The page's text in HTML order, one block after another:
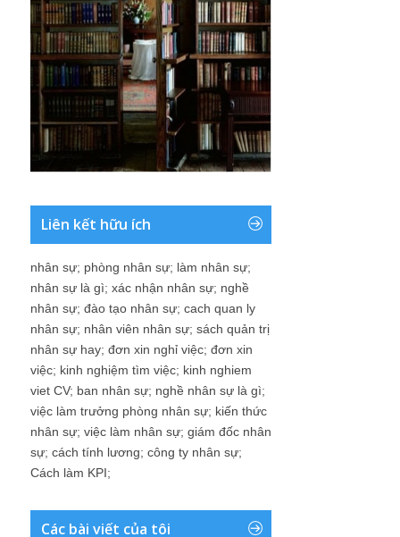
Liên kết hữu ích
nhân sự; phòng nhân sự; làm nhân sự;
nhân sự là gì; xác nhận nhân sự; nghề
nhân sự; đào tạo nhân sự; cach quan ly
nhân sự; nhân viên nhân sự; sách quản trị
nhân sự hay; đơn xin nghỉ việc; đơn xin
việc; kinh nghiệm tìm việc; kinh nghiem
viet CV; ban nhân sự; nghề nhân sự là gì;
việc làm trưởng phòng nhân sự; kiến thức
nhân sự; việc làm nhân sự; giám đốc nhân
sự; cách tính lương; công ty nhân sự;
Cách làm KPI;
Các bài viết của tôi